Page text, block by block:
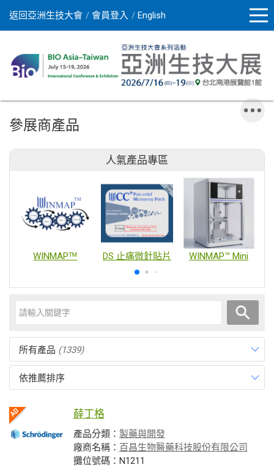
返回亞洲生技大會 會員登入 English
參展商產品
人氣產品專區
WINMAPᵀᴹ DS 止痛微針貼片 WINMAP™ Mini
所有產品 (1339)
依推薦排序
薛丁格
產品分類： 製藥與開發
廠商名稱： 百昌生物醫藥科技股份有限公司
攤位號碼：N1211